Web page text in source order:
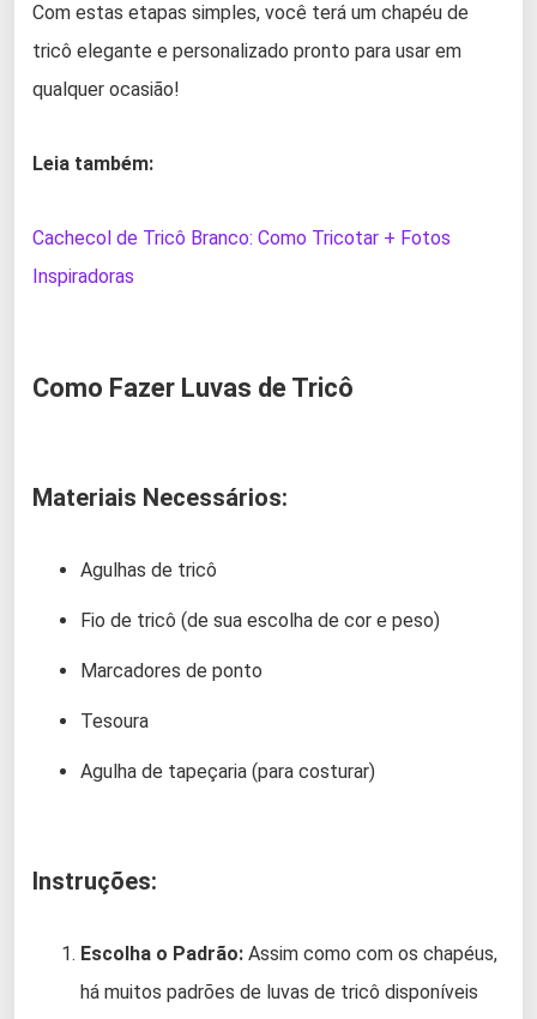
Com estas etapas simples, você terá um chapéu de
tricô elegante e personalizado pronto para usar em
qualquer ocasião!
Leia também:
Cachecol de Tricô Branco: Como Tricotar + Fotos
Inspiradoras
Como Fazer Luvas de Tricô
Materiais Necessários:
Agulhas de tricô
Fio de tricô (de sua escolha de cor e peso)
Marcadores de ponto
Tesoura
Agulha de tapeçaria (para costurar)
Instruções:
Escolha o Padrão: Assim como com os chapéus,
há muitos padrões de luvas de tricô disponíveis